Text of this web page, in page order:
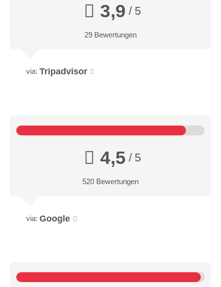
3,9 / 5
29 Bewertungen
via: Tripadvisor
4,5 / 5
520 Bewertungen
via: Google